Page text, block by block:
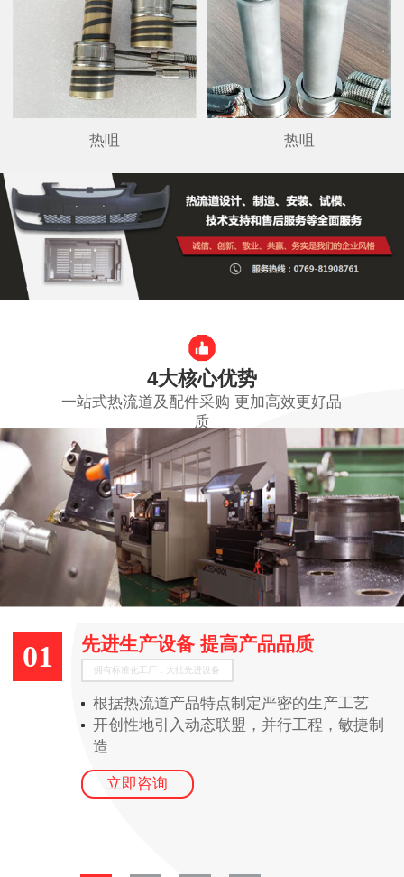
热咀 热咀
4大核心优势
一站式热流道及配件采购 更加高效更好品
质
01 先进生产设备 提高产品品质
拥有标准化工厂，大批先进设备
根据热流道产品特点制定严密的生产工艺
开创性地引入动态联盟，并行工程，敏捷制
造
立即咨询